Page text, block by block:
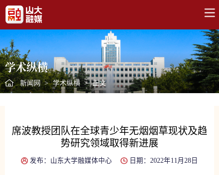
学术纵横
新闻网 > 学术纵横 > 正文
席波教授团队在全球青少年无烟烟草现状及趋
势研究领域取得新进展
发布：山东大学融媒体中心 日期：2022年11月28日